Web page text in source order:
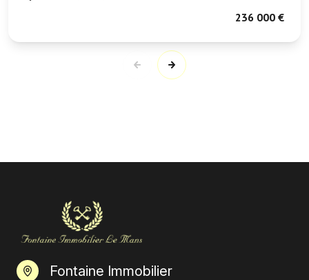
236 000 €
Fontaine Immobilier